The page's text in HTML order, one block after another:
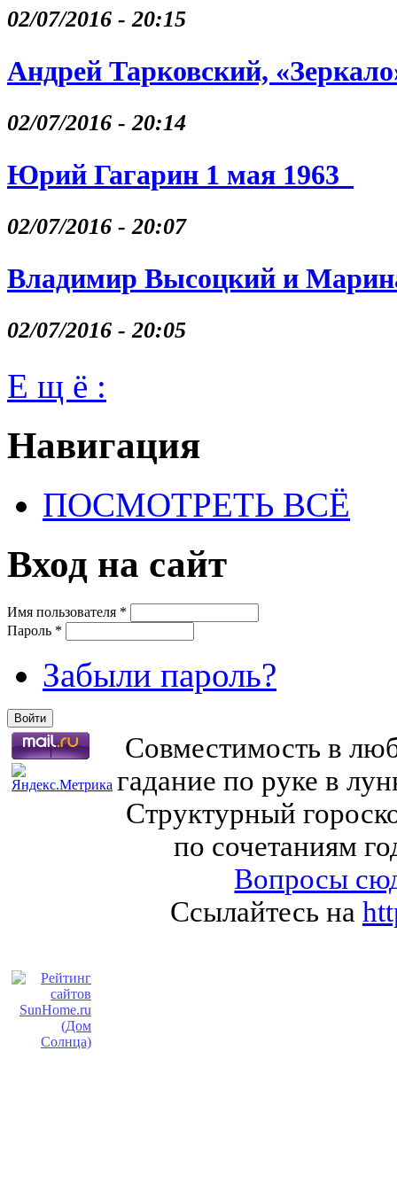
02/07/2016 - 20:15
Андрей Тарковский,
02/07/2016 - 20:14
Юрий Гагарин 1 мая 1963
02/07/2016 - 20:07
Владимир Высоцкий и
02/07/2016 - 20:05
Е щ ё :
Навигация
ПОСМОТРЕТЬ ВСЁ
Вход на сайт
Имя пользователя *
Пароль *
Забыли пароль?
Совместимость в
гадание по руке в
Структурный
по сочетаниям
Вопросы
Ссылайтесь на